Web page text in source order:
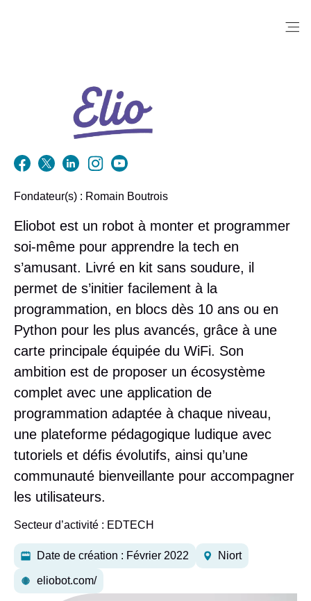
Fondateur(s) : Romain Boutrois
Eliobot est un robot à monter et programmer
soi-même pour apprendre la tech en
s’amusant. Livré en kit sans soudure, il
permet de s’initier facilement à la
programmation, en blocs dès 10 ans ou en
Python pour les plus avancés, grâce à une
carte principale équipée du WiFi. Son
ambition est de proposer un écosystème
complet avec une application de
programmation adaptée à chaque niveau,
une plateforme pédagogique ludique avec
tutoriels et défis évolutifs, ainsi qu’une
communauté bienveillante pour accompagner
les utilisateurs.
Secteur d’activité : EDTECH
Date de création : Février 2022 Niort
eliobot.com/